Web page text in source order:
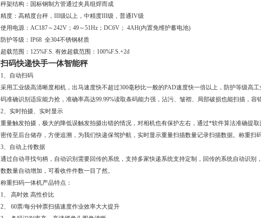
秤架结构：国标钢制方管通过夹具组焊而成
精度：高精度台秤，III级以上，中精度III级，普通IV级
使用电源：AC187～242V；49～51Hz；DC6V； 4AH(内置免维护蓄电池)
防护等级：IP68 全304不锈钢材质
超载范围：125%F.S. 有效超载范围：100%F.S.+2d
扫码快递快手一体智能秤
1、自动扫码
采用工业级高清晰度相机，出马速度快不超过300毫秒比一般的PAD速度快一倍以上，防护等级高
码准确识别适应能力抢，准确率高达99.99%读取条码能力强，沾污、皱褶、局部破损也能扫描，容
2、实时拍摄、实时显示
重量触发拍摄，极大的降低误触发拍摄出错的情况，对相机也有保护左右，通过*软件算法准确提
密传至后台储存，方便追溯，为我们快递保驾护航，实时显示重量扫描数量记录扫描数据。称重扫
3、自动上传数据
通过自动寻找句柄，自动识别需要回传的系统，支持多家快递系统支持定制，回传的系统自动识别
数数量自动增加，可看收件件数一目了然。
称重扫码一体机产品特点：
1、 高时效 高性价比
2、 60票/每分钟票扫描速度作业效率大大提升